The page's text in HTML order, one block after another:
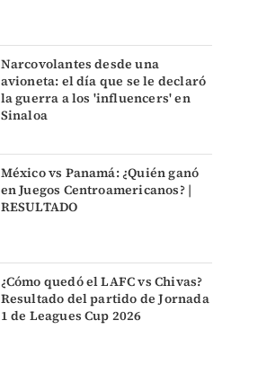
Narcovolantes desde una
avioneta: el día que se le declaró
la guerra a los 'influencers' en
Sinaloa
México vs Panamá: ¿Quién ganó
en Juegos Centroamericanos? |
RESULTADO
¿Cómo quedó el LAFC vs Chivas?
Resultado del partido de Jornada
1 de Leagues Cup 2026